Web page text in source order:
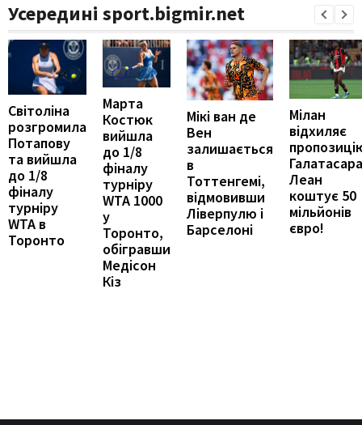
Усередині sport.bigmir.net
Світоліна
розгромила
Потапову
та вийшла
до 1/8
фіналу
турніру
WTA в
Торонто
Марта
Костюк
вийшла
до 1/8
фіналу
турніру
WTA 1000
у
Торонто,
обігравши
Медісон
Кіз
Мікі ван де
Вен
залишається
в
Тоттенгемі,
відмовивши
Ліверпулю і
Барселоні
Мілан
відхиляє
Леан
коштує 50
мільйонів
євро!